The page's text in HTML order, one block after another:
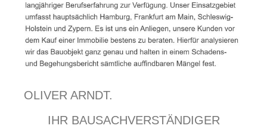
OLIVER ARNDT.
IHR BAUSACHVERSTÄNDIGER